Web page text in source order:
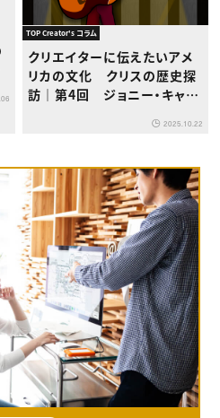
TOP Creator's コラム
クリエイターに伝えたいアメ
リカの文化 クリスの歴史探
訪｜第4回 ジョニー・キャッ
2025.10.22